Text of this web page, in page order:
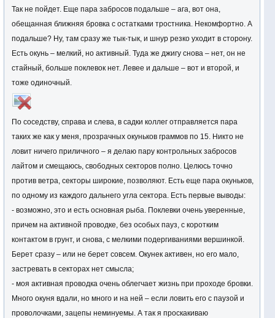
Так не пойдет. Еще пара забросов подальше – ага, вот она,
обещанная ближняя бровка с остатками тростника. Некомфортно. А
подальше? Ну, там сразу же тык-тык, и шнур резко уходит в сторону.
Есть окунь – мелкий, но активный. Туда же джигу снова – нет, он не
стайный, больше поклевок нет. Левее и дальше – вот и второй, и
тоже одиночный.
По соседству, справа и слева, в садки коллег отправляется пара
таких же как у меня, прозрачных окуньков граммов по 15. Никто не
ловит ничего приличного – я делаю пару контрольных забросов
лайтом и смещаюсь, свободных секторов полно. Целюсь точно
против ветра, секторы широкие, позволяют. Есть еще пара окуньков,
по одному из каждого дальнего угла сектора. Есть первые выводы:
- возможно, это и есть основная рыба. Поклевки очень уверенные,
причем на активной проводке, без особых пауз, с коротким
контактом в грунт, и снова, с мелкими подергиваниями вершинкой.
Берет сразу – или не берет совсем. Окунек активен, но его мало,
застревать в секторах нет смысла;
- моя активная проводка очень облегчает жизнь при проходе бровки.
Много окуня вдали, но много и на ней – если ловить его с паузой и
проволочками, зацепы неминуемы. А так я проскакиваю